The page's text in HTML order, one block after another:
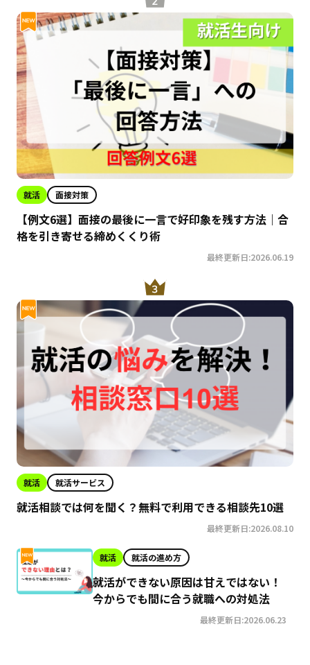
就活 面接対策
【例文6選】面接の最後に一言で好印象を残す方法｜合
格を引き寄せる締めくくり術
最終更新日:2026.06.19
就活 就活サービス
就活相談では何を聞く？無料で利用できる相談先10選
最終更新日:2026.08.10
就活 就活の進め方
就活ができない原因は甘えではない！
今からでも間に合う就職への対処法
最終更新日:2026.06.23